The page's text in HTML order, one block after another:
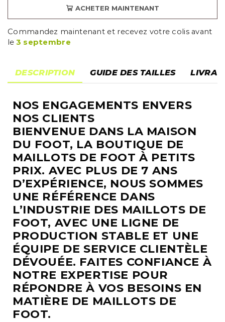
ACHETER MAINTENANT
Commandez maintenant et recevez votre colis avant
le 3 septembre
DESCRIPTION GUIDE DES TAILLES
NOS ENGAGEMENTS ENVERS
NOS CLIENTS
BIENVENUE DANS LA MAISON
DU FOOT, LA BOUTIQUE DE
MAILLOTS DE FOOT À PETITS
PRIX. AVEC PLUS DE 7 ANS
D’EXPÉRIENCE, NOUS SOMMES
UNE RÉFÉRENCE DANS
L’INDUSTRIE DES MAILLOTS DE
FOOT, AVEC UNE LIGNE DE
PRODUCTION STABLE ET UNE
ÉQUIPE DE SERVICE CLIENTÈLE
DÉVOUÉE. FAITES CONFIANCE À
NOTRE EXPERTISE POUR
RÉPONDRE À VOS BESOINS EN
MATIÈRE DE MAILLOTS DE
FOOT.